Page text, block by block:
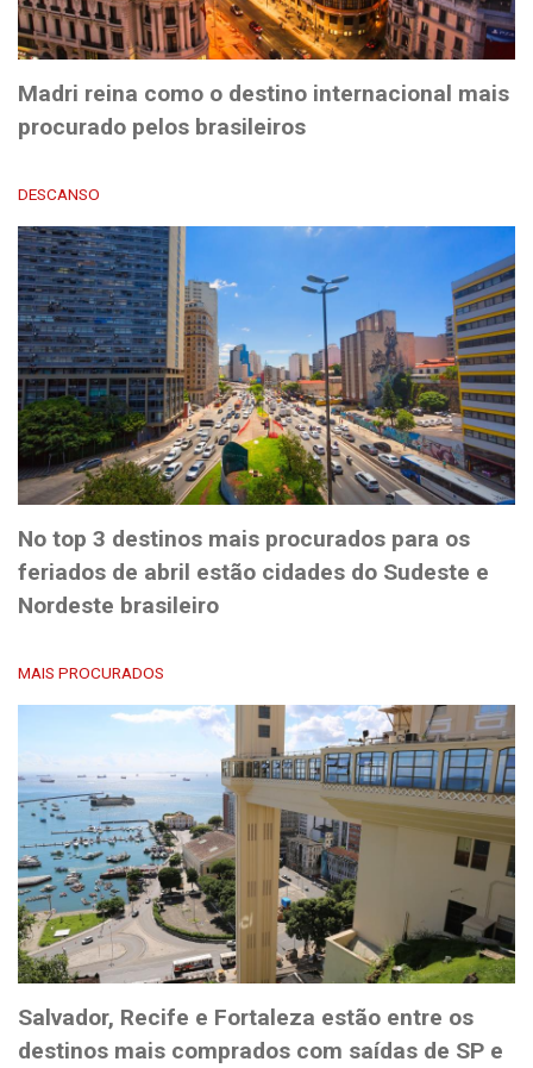
Madri reina como o destino internacional mais
procurado pelos brasileiros
DESCANSO
No top 3 destinos mais procurados para os
feriados de abril estão cidades do Sudeste e
Nordeste brasileiro
MAIS PROCURADOS
Salvador, Recife e Fortaleza estão entre os
destinos mais comprados com saídas de SP e